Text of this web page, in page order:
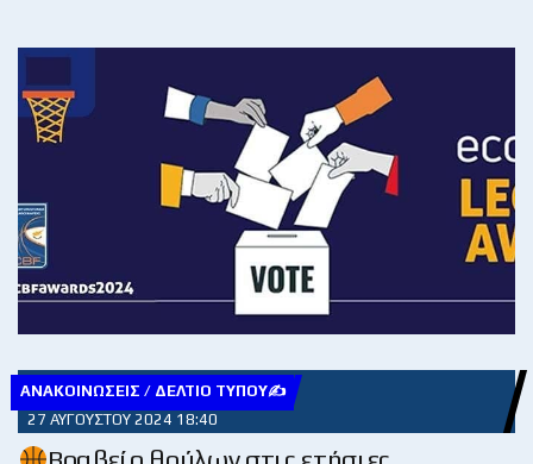
ΑΝΑΚΟΙΝΏΣΕΙΣ / ΔΕΛΤΊΟ ΤΎΠΟΥ✍
27 ΑΥΓΟΎΣΤΟΥ 2024 18:40